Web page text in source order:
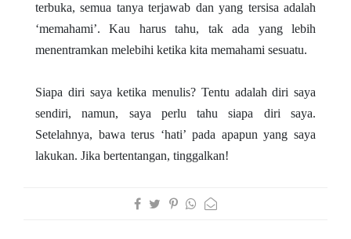
terbuka, semua tanya terjawab dan yang tersisa adalah
‘memahami’. Kau harus tahu, tak ada yang lebih
menentramkan melebihi ketika kita memahami sesuatu.
Siapa diri saya ketika menulis? Tentu adalah diri saya
sendiri, namun, saya perlu tahu siapa diri saya.
Setelahnya, bawa terus ‘hati’ pada apapun yang saya
lakukan. Jika bertentangan, tinggalkan!